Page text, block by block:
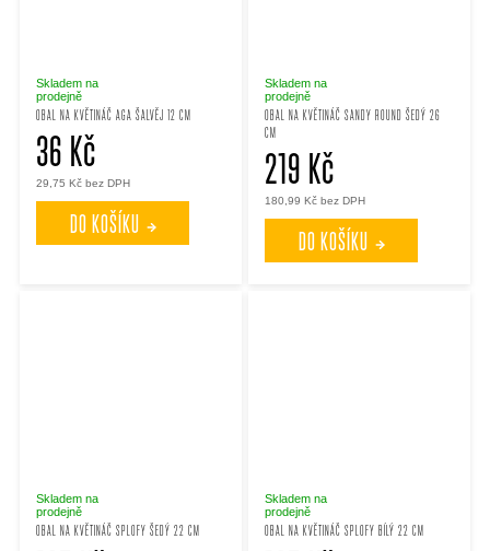
OBAL NA KVĚTINÁČ AGA ŠALVĚJ 12 CM
Skladem na
prodejně
29,75 Kč bez DPH
36 Kč
DO KOŠÍKU
OBAL NA KVĚTINÁČ SANDY ROUND ŠEDÝ 26
CM
Skladem na
prodejně
180,99 Kč bez DPH
219 Kč
DO KOŠÍKU
OBAL NA KVĚTINÁČ SPLOFY ŠEDÝ 22 CM
Skladem na
prodejně
OBAL NA KVĚTINÁČ SPLOFY BÍLÝ 22 CM
Skladem na
prodejně